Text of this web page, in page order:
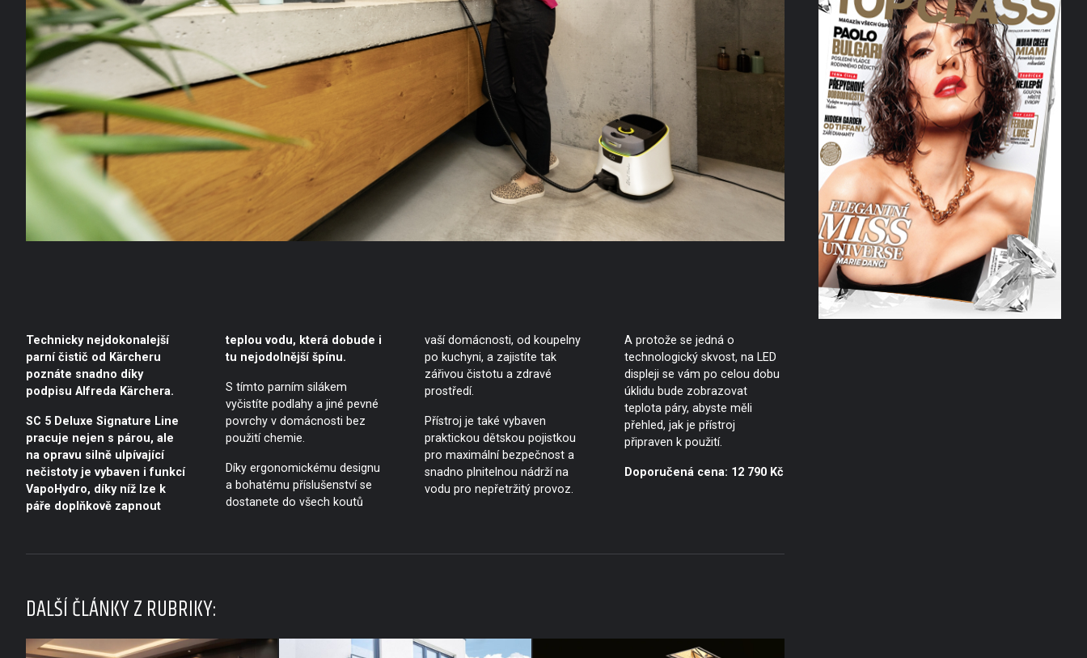
Technicky nejdokonalejší
parní čistič od Kärcheru
poznáte snadno díky
podpisu Alfreda Kärchera.
SC 5 Deluxe Signature Line
pracuje nejen s párou, ale
na opravu silně ulpívající
nečistoty je vybaven i funkcí
VapoHydro, díky níž lze k
páře doplňkově zapnout
teplou vodu, která dobude i
tu nejodolnější špínu.
S tímto parním silákem
vyčistíte podlahy a jiné pevné
povrchy v domácnosti bez
použití chemie.
Díky ergonomickému designu
a bohatému příslušenství se
dostanete do všech koutů
vaší domácnosti, od koupelny
po kuchyni, a zajistíte tak
zářivou čistotu a zdravé
prostředí.
Přístroj je také vybaven
praktickou dětskou pojistkou
pro maximální bezpečnost a
snadno plnitelnou nádrží na
vodu pro nepřetržitý provoz.
A protože se jedná o
technologický skvost, na LED
displeji se vám po celou dobu
úklidu bude zobrazovat
teplota páry, abyste měli
přehled, jak je přístroj
připraven k použití.
Doporučená cena: 12 790 Kč
DALŠÍ ČLÁNKY Z RUBRIKY: